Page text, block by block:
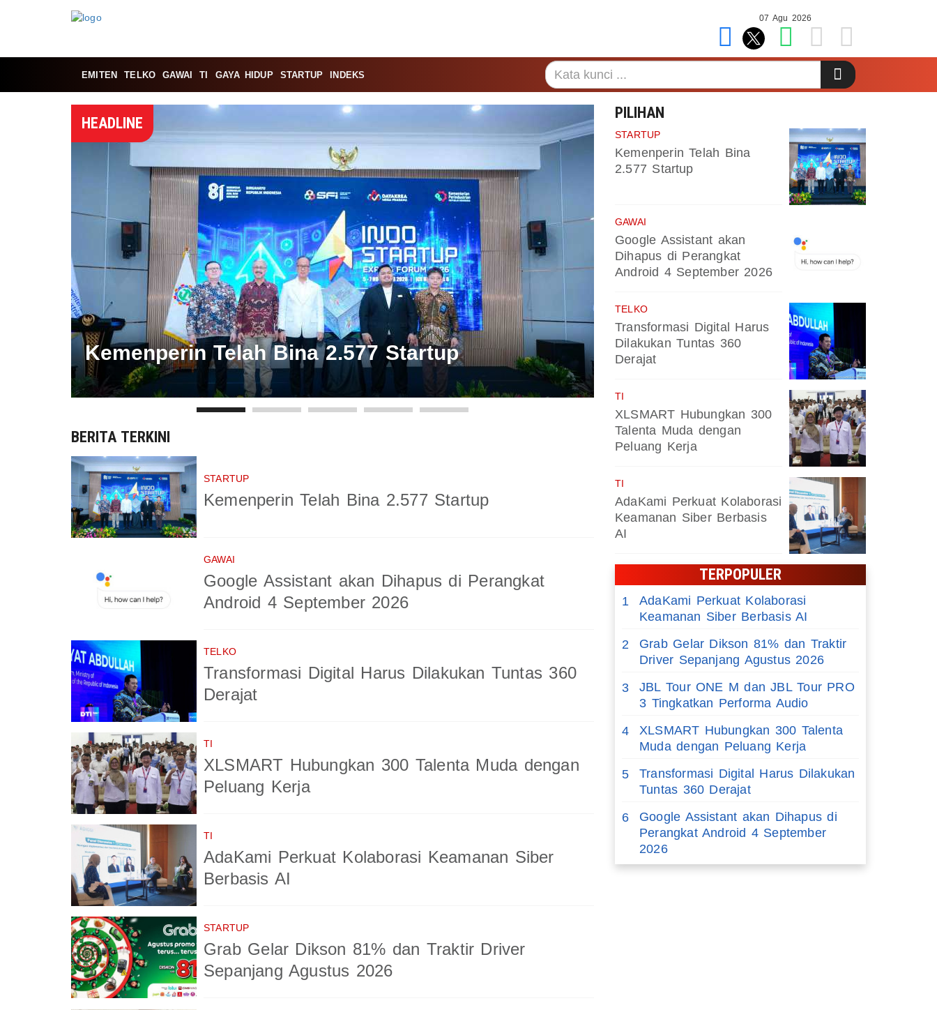
07 Agu 2026
EMITEN TELKO GAWAI TI GAYA HIDUP STARTUP INDEKS
HEADLINE
Kemenperin Telah Bina 2.577 Startup
Google Assistant akan
Android 4 September 2026
BERITA TERKINI
STARTUP
Kemenperin Telah Bina 2.577 Startup
GAWAI
Google Assistant akan Dihapus di Perangkat
Android 4 September 2026
TELKO
Transformasi Digital Harus Dilakukan Tuntas 360
Derajat
TI
XLSMART Hubungkan 300 Talenta Muda dengan
Peluang Kerja
TI
AdaKami Perkuat Kolaborasi Keamanan Siber
Berbasis AI
STARTUP
Grab Gelar Dikson 81% dan Traktir Driver
Sepanjang Agustus 2026
PILIHAN
STARTUP
Kemenperin Telah Bina
2.577 Startup
GAWAI
Google Assistant akan
Dihapus di Perangkat
Android 4 September 2026
TELKO
Transformasi Digital Harus
Dilakukan Tuntas 360
Derajat
TI
XLSMART Hubungkan 300
Talenta Muda dengan
Peluang Kerja
TI
AdaKami Perkuat Kolaborasi
Keamanan Siber Berbasis
AI
TERPOPULER
1
AdaKami Perkuat Kolaborasi
Keamanan Siber Berbasis AI
2
Grab Gelar Dikson 81% dan Traktir
Driver Sepanjang Agustus 2026
3
JBL Tour ONE M dan JBL Tour PRO
3 Tingkatkan Performa Audio
4
XLSMART Hubungkan 300 Talenta
Muda dengan Peluang Kerja
5
Transformasi Digital Harus Dilakukan
Tuntas 360 Derajat
6
Google Assistant akan Dihapus di
Perangkat Android 4 September
2026